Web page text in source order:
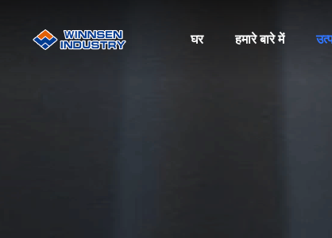
घर हमारे बारे में